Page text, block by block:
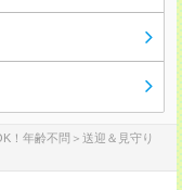
！年齢不問＞送迎＆見守り